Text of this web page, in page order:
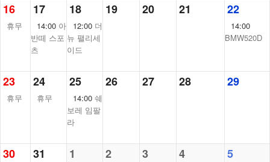
16
휴무
17
14:00 아
반떼 스포
츠
18
12:00 더
뉴 팰리세
이드
19 20 21 22
14:00
BMW520D
23
휴무
24
휴무
25
14:00 쉐
보레 임팔
라
26 27 28 29
30 31 1 2 3 4 5